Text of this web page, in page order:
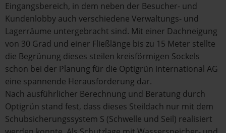
Eingangsbereich, in dem neben der Besucher- und
Kundenlobby auch verschiedene Verwaltungs- und
Lagerräume untergebracht sind. Mit einer Dachneigung
von 30 Grad und einer Fließlänge bis zu 15 Meter stellte
die Begrünung dieses steilen kreisförmigen Sockels
schon bei der Planung für die Optigrün international AG
eine spannende Herausforderung dar.
Nach ausführlicher Berechnung und Beratung durch
Optigrün stand fest, dass dieses Steildach nur mit dem
Schubsicherungssystem S (Schwelle und Seil) realisiert